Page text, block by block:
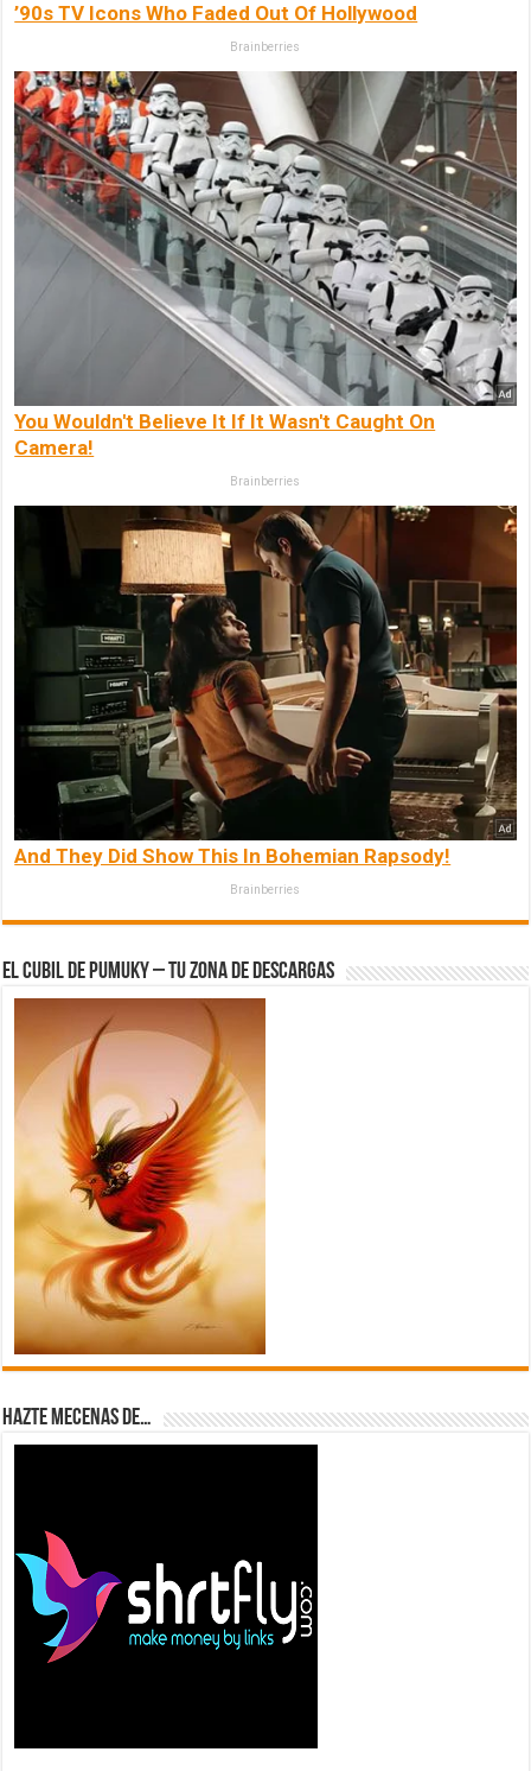
’90s TV Icons Who Faded Out Of Hollywood
Brainberries
You Wouldn't Believe It If It Wasn't Caught On
Camera!
Brainberries
And They Did Show This In Bohemian Rapsody!
Brainberries
El Cubil de Pumuky – Tu zona de Descargas
Hazte Mecenas de…